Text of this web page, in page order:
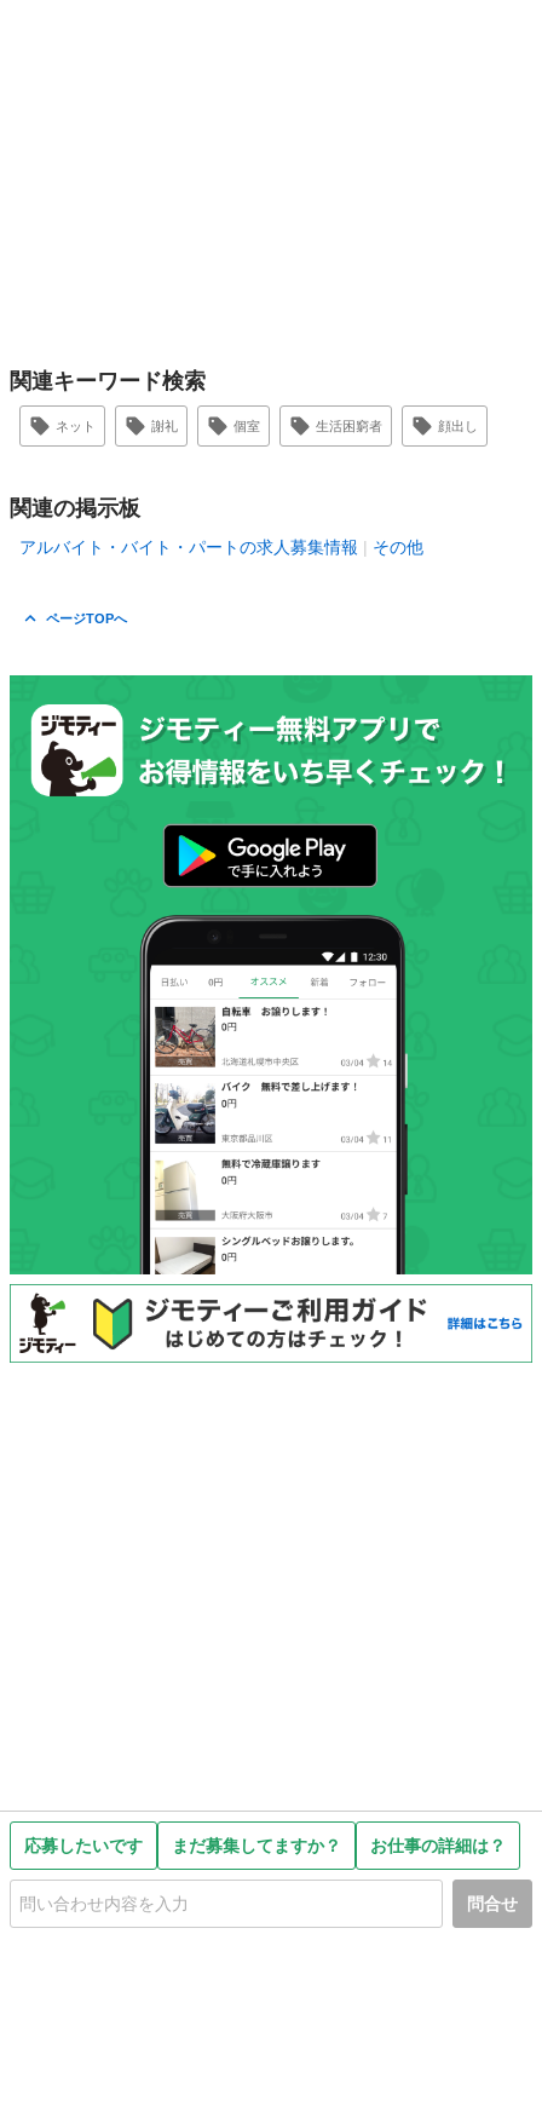
応募したいです まだ募集してますか？ お仕事の詳細は？
問合せ
関連キーワード検索
ネット 謝礼 個室 生活困窮者 顔出し
関連の掲示板
アルバイト・バイト・パートの求人募集情報 その他
ページTOPへ